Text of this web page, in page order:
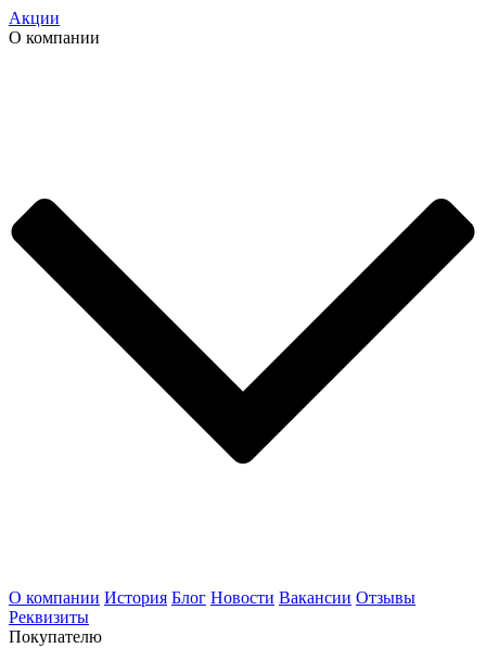
Акции
О компании
О компании История Блог Новости Вакансии Отзывы
Реквизиты
Покупателю